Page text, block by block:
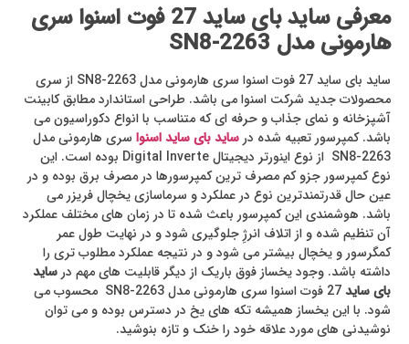
معرفی ساید بای ساید 27 فوت اسنوا سری
هارمونی مدل SN8-2263
ساید بای ساید 27 فوت اسنوا سری هارمونی مدل SN8-2263 از سری
محصولات جدید شرکت اسنوا می باشد. طراحی استاندارد مطابق کابینت
آشپزخانه و نمای جذاب و حرفه ای که متناسب با انواع دکوراسیون می
باشد. کمپرسور تعبیه شده در ساید بای ساید اسنوا سری هارمونی مدل
SN8-2263 از نوع اینورتر دیجیتال Digital Inverte بوده است. این
نوع کمپرسور جزو کم مصرف ترین کمپرسورها در مصرف برق بوده و در
عین حال قدرتمندترین نوع در عملکرد و سرماسازی یخچال فریزر می
باشد. هوشمندی این کمپرسور باعث شده تا در زمان های مختلف عملکرد
آن تنظیم شده و از اتلاف انرژِ جلوگیری شود و در نهایت طول عمر
کمگرسور و یخچال بیشتر می شود و در نتیجه عملکرد مطلوب تری را
داشته باشد. وجود یخساز فوق باریک از دیگر قابلیت های مهم در ساید
بای ساید
27 فوت اسنوا سری هارمونی مدل SN8-2263 محسوب می
شود. با این یخساز همیشه تکه های یخ در دسترس بوده و می توان
نوشیدنی های مورد علاقه خود را خنک و تازه بنوشید.